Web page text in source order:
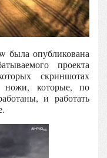
была опубликована
проекта
скриншотах
ножи, которые, по
и работать